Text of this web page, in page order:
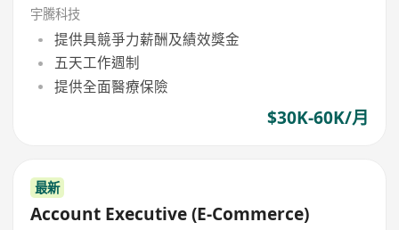
宇騰科技
提供具競爭力薪酬及績效獎金
五天工作週制
提供全面醫療保險
$30K-60K/月
最新
Account Executive (E-Commerce)